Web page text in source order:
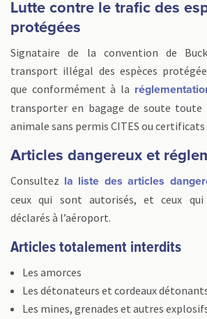
Lutte contre le trafic des
protégées
Signataire de la convention de
transport illégal des espèces
que conformément à la
transporter en bagage de soute toute
animale sans permis CITES ou certificats
Articles dangereux et
Consultez la liste des articles
ceux qui sont autorisés, et ceux qui
déclarés à l’aéroport.
Articles totalement interdits
Les amorces
Les détonateurs et cordeaux
Les mines, grenades et autres